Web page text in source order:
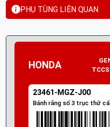
PHỤ TÙNG LIÊN QUAN
HONDA
23461-MGZ-J00
Bánh răng số 3 trục thứ